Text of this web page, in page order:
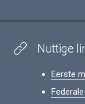
Nuttige
Eerste